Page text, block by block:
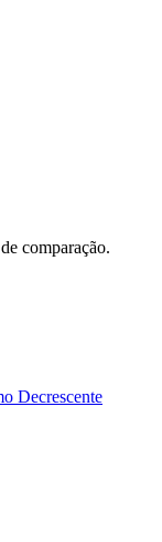
comparação.